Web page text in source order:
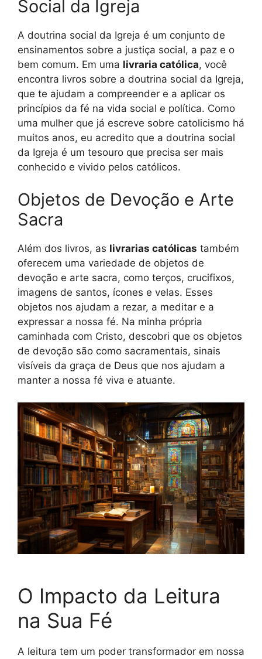
Social da Igreja
A doutrina social da Igreja é um conjunto de
ensinamentos sobre a justiça social, a paz e o
bem comum. Em uma livraria católica, você
encontra livros sobre a doutrina social da Igreja,
que te ajudam a compreender e a aplicar os
princípios da fé na vida social e política. Como
uma mulher que já escreve sobre catolicismo há
muitos anos, eu acredito que a doutrina social
da Igreja é um tesouro que precisa ser mais
conhecido e vivido pelos católicos.
Objetos de Devoção e Arte
Sacra
Além dos livros, as livrarias católicas também
oferecem uma variedade de objetos de
devoção e arte sacra, como terços, crucifixos,
imagens de santos, ícones e velas. Esses
objetos nos ajudam a rezar, a meditar e a
expressar a nossa fé. Na minha própria
caminhada com Cristo, descobri que os objetos
de devoção são como sacramentais, sinais
visíveis da graça de Deus que nos ajudam a
manter a nossa fé viva e atuante.
O Impacto da Leitura
na Sua Fé
A leitura tem um poder transformador em nossa